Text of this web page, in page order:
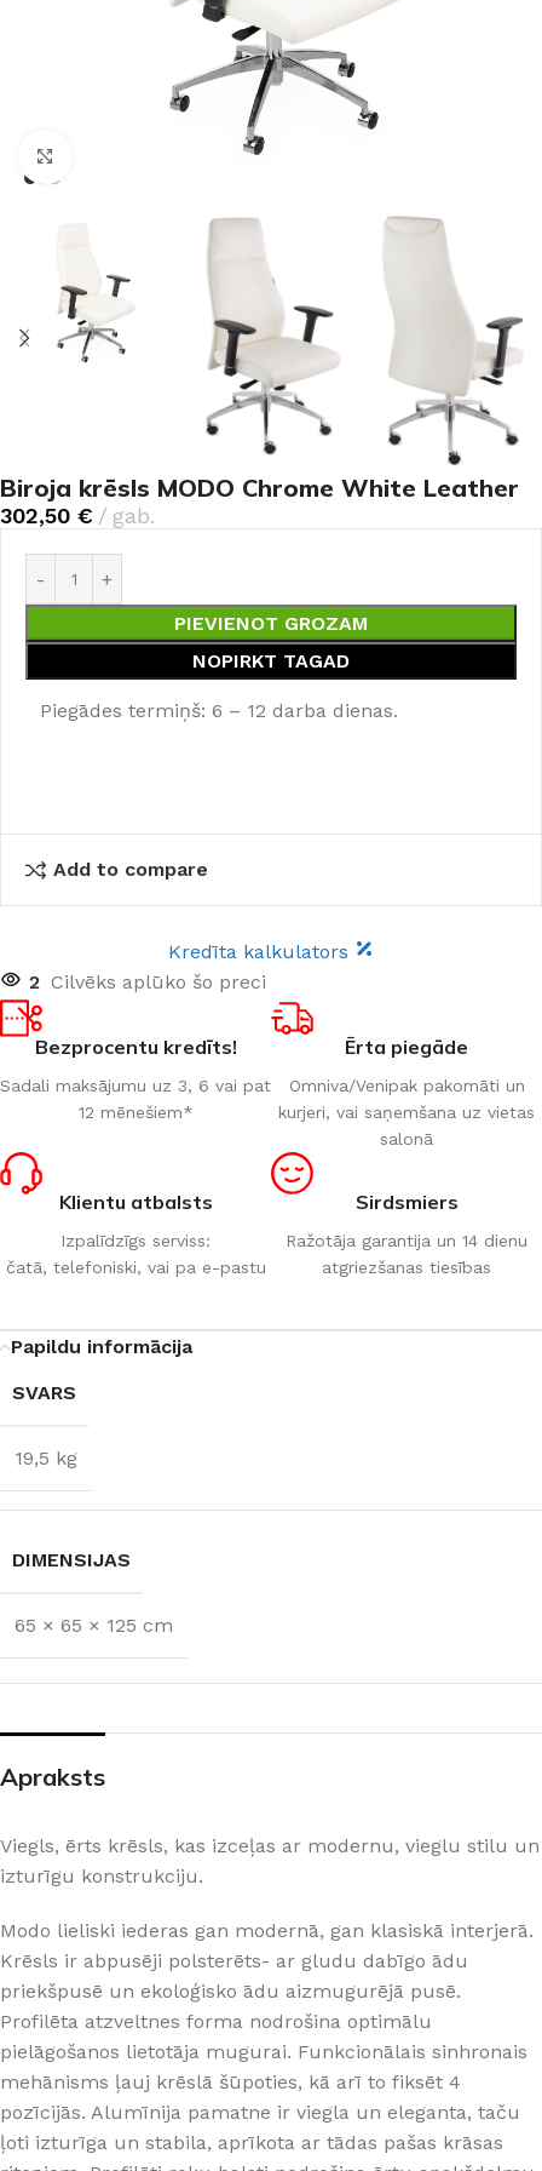
Noklikšķiniet, lai palielinātu
Biroja krēsls MODO Chrome White Leather
302,50 € gab.
PIEVIENOT GROZAM
NOPIRKT TAGAD
Piegādes termiņš: 6 – 12 darba dienas.
Add to compare
Kredīta kalkulators
2 Cilvēks aplūko šo preci
Bezprocentu kredīts!
Sadali maksājumu uz 3, 6 vai pat
12 mēnešiem*
Ērta piegāde
Omniva/Venipak pakomāti un
kurjeri, vai saņemšana uz vietas
salonā
Klientu atbalsts
Izpalīdzīgs serviss:
čatā, telefoniski, vai pa e-pastu
Sirdsmiers
Ražotāja garantija un 14 dienu
atgriezšanas tiesības
Papildu informācija
SVARS
19,5 kg
DIMENSIJAS
65 × 65 × 125 cm
Apraksts
Viegls, ērts krēsls, kas izceļas ar modernu, vieglu stilu un
izturīgu konstrukciju.
Modo lieliski iederas gan modernā, gan klasiskā interjerā.
Krēsls ir abpusēji polsterēts- ar gludu dabīgo ādu
priekšpusē un ekoloģisko ādu aizmugurējā pusē.
Profilēta atzveltnes forma nodrošina optimālu
pielāgošanos lietotāja mugurai. Funkcionālais sinhronais
mehānisms ļauj krēslā šūpoties, kā arī to fiksēt 4
pozīcijās. Alumīnija pamatne ir viegla un eleganta, taču
ļoti izturīga un stabila, aprīkota ar tādas pašas krāsas